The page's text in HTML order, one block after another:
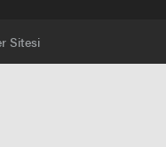
Sitesi